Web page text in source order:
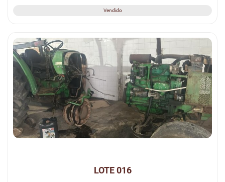
Vendido
LOTE 016